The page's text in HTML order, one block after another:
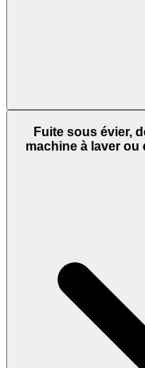
Fuite sous évier,
machine à laver ou